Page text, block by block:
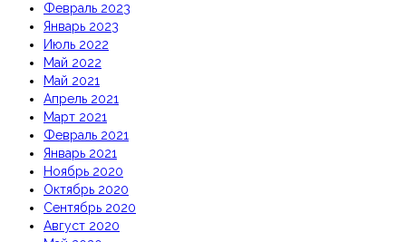
Февраль 2023
Январь 2023
Июль 2022
Май 2022
Май 2021
Апрель 2021
Март 2021
Февраль 2021
Январь 2021
Ноябрь 2020
Октябрь 2020
Сентябрь 2020
Август 2020